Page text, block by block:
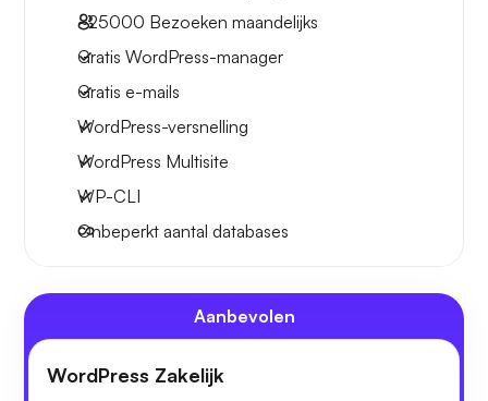
~25000 Bezoeken maandelijks
Gratis WordPress-manager
Gratis e-mails
WordPress-versnelling
WordPress Multisite
WP-CLI
Onbeperkt aantal databases
Aanbevolen
WordPress Zakelijk